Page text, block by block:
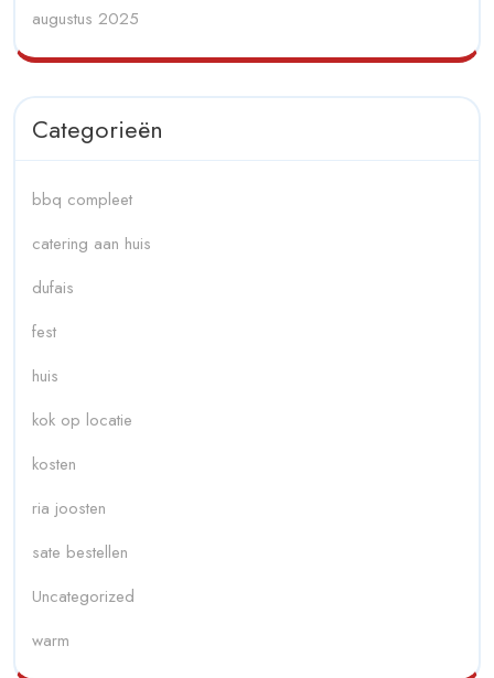
augustus 2025
Categorieën
bbq compleet
catering aan huis
dufais
fest
huis
kok op locatie
kosten
ria joosten
sate bestellen
Uncategorized
warm